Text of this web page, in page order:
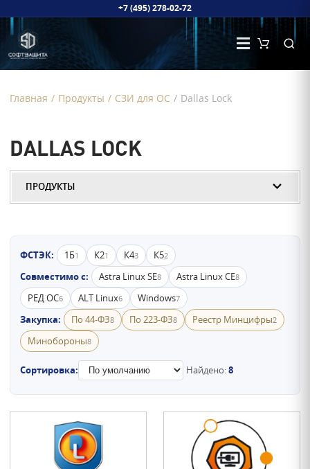
+7 (495) 278-02-72
Главная / Продукты / СЗИ для ОС / Dallas Lock
DALLAS LOCK
ПРОДУКТЫ
ФСТЭК: 1Б1 К21 К43 К52
Совместимо с: Astra Linux SE8 Astra Linux CE8
РЕД ОС6 ALT Linux6 Windows7
Закупка: По 44-ФЗ8 По 223-ФЗ8 Реестр Минцифры2
Минобороны8
Сортировка: Найдено:8